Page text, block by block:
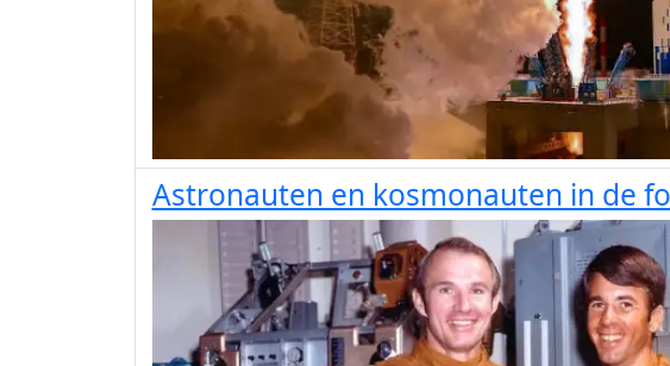
Astronauten en kosmonauten in de